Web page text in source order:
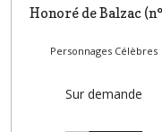
Honoré de Balzac
Personnages Célèbres
Sur demande